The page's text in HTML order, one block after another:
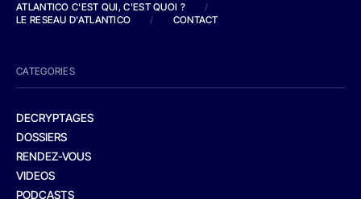
ATLANTICO C'EST QUI, C'EST QUOI ?
/
LE RESEAU D'ATLANTICO
/ CONTACT
CATEGORIES
DECRYPTAGES
DOSSIERS
RENDEZ-VOUS
VIDEOS
PODCASTS